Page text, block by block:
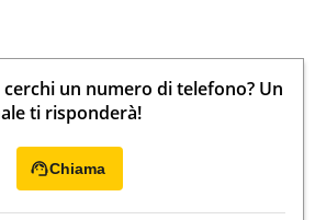
cerchi un numero di telefono? Un
ti risponderà!
Chiama